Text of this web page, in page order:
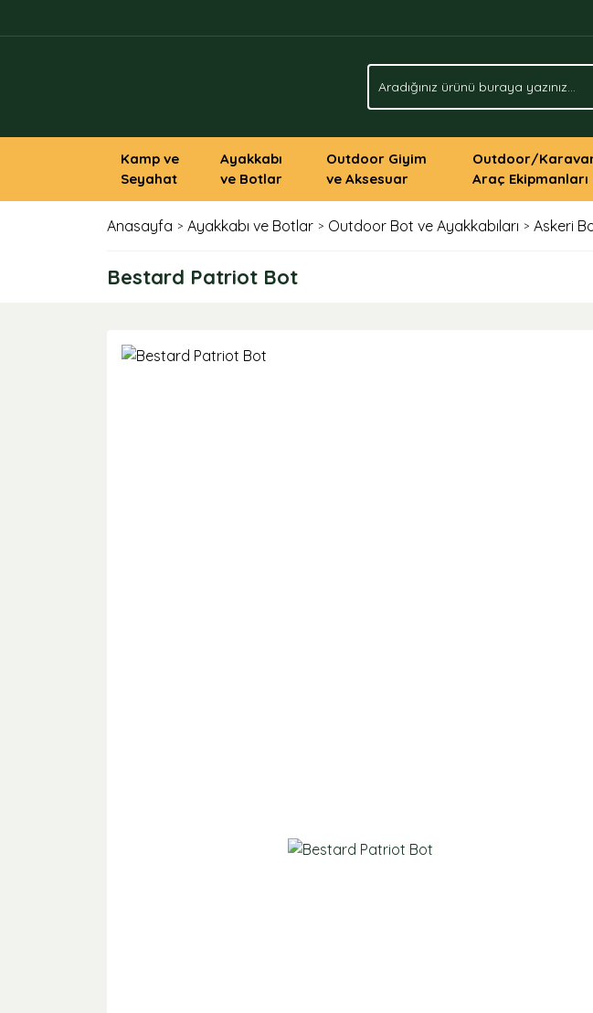
Kamp ve
Seyahat
Ayakkabı
ve Botlar
Outdoor Giyim
ve Aksesuar
Outdoor/
Araç Ekipmanları
Anasayfa Ayakkabı ve Botlar Outdoor Bot ve Ayakkabıları Askeri
Bestard Patriot Bot